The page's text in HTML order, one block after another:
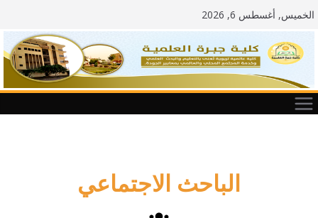
الخميس, أغسطس 6, 2026
الباحث الاجتماعي